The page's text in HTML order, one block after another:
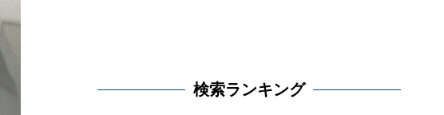
検索ランキング